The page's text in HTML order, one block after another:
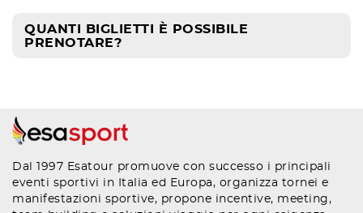
QUANTI BIGLIETTI È POSSIBILE
PRENOTARE?
Dal 1997 Esatour promuove con successo i principali
eventi sportivi in Italia ed Europa, organizza tornei e
manifestazioni sportive, propone incentive, meeting,